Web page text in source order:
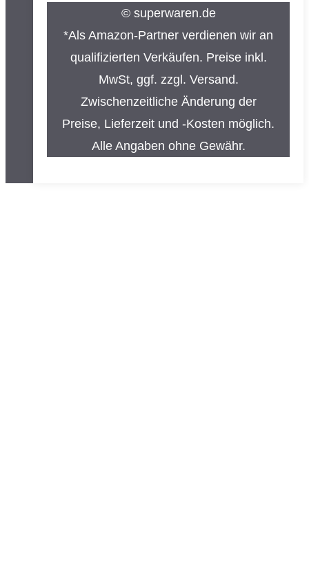
© superwaren.de
*Als Amazon-Partner verdienen wir an
qualifizierten Verkäufen. Preise inkl.
MwSt, ggf. zzgl. Versand.
Zwischenzeitliche Änderung der
Preise, Lieferzeit und -Kosten möglich.
Alle Angaben ohne Gewähr.